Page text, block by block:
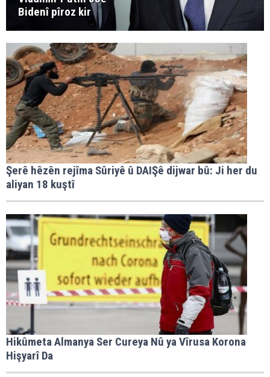
Bidenî pîroz kir
Şerê hêzên rejîma Sûriyê û DAIŞê dijwar bû: Ji her du
aliyan 18 kuştî
Hikûmeta Almanya Ser Cureya Nû ya Vîrusa Korona
Hişyarî Da